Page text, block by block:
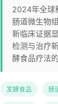
2024年全球
肠道微生物
新临床证据
检测与治疗
酵食品疗法的
发酵食品 肠